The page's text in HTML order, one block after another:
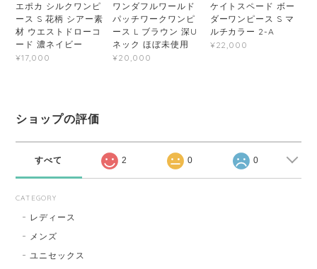
エポカ シルクワンピ
ース S 花柄 シアー素
材 ウエストドローコ
ード 濃ネイビー
¥17,000
ワンダフルワールド
パッチワークワンピ
ース L ブラウン 深U
ネック ほぼ未使用
¥20,000
ケイトスペード ボー
ダーワンピース S マ
ルチカラー 2-A
¥22,000
ショップの評価
すべて 2 0 0
CATEGORY
レディース
メンズ
ユニセックス